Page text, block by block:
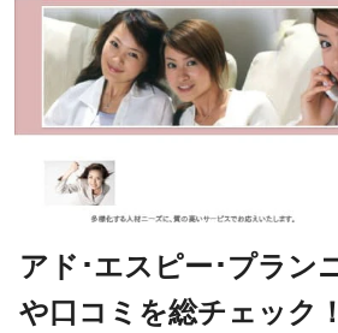
アド･エスピー･プラン
や口コミを総チェック